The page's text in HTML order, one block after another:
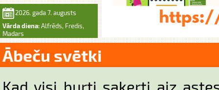
2026. gada 7. augusts
Vārda diena: Alfrēds, Fredis,
Madars
Ābeču svētki
Kad visi burti saķerti aiz